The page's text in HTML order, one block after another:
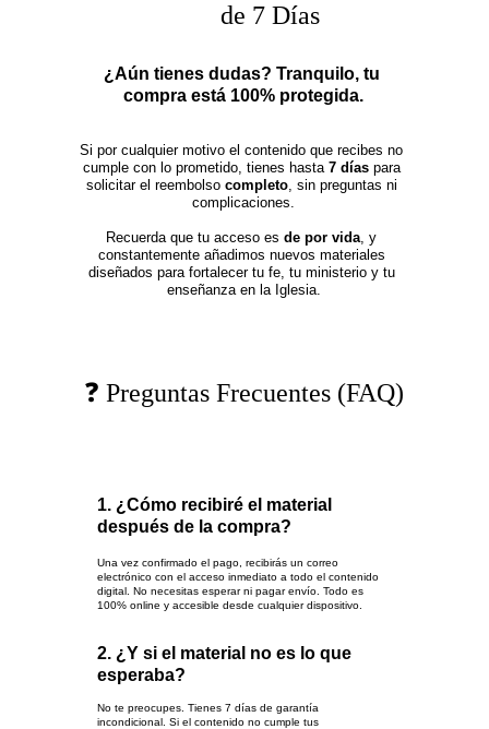
de 7 Días
¿Aún tienes dudas? Tranquilo, tu
compra está 100% protegida.
Si por cualquier motivo el contenido que recibes no
cumple con lo prometido, tienes hasta 7 días para
solicitar el reembolso completo, sin preguntas ni
complicaciones.
Recuerda que tu acceso es de por vida, y
constantemente añadimos nuevos materiales
diseñados para fortalecer tu fe, tu ministerio y tu
enseñanza en la Iglesia.
❓ Preguntas Frecuentes (FAQ)
1. ¿Cómo recibiré el material
después de la compra?
Una vez confirmado el pago, recibirás un correo
electrónico con el acceso inmediato a todo el contenido
digital. No necesitas esperar ni pagar envío. Todo es
100% online y accesible desde cualquier dispositivo.
2. ¿Y si el material no es lo que
esperaba?
No te preocupes. Tienes 7 días de garantía
incondicional. Si el contenido no cumple tus